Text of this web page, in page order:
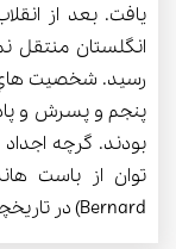
يافت. بعد از
رسيد. شخصيت هاي
پنجم و پسرش و
بودند. گرچه
Bernard) در تاريخچه آن نام برد. اين نژاد زيبا و كمياب مي باشد.